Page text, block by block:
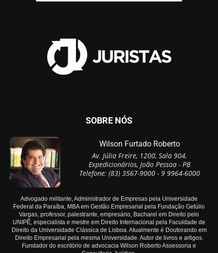
SOBRE NÓS
Wilson Furtado Roberto
Av. Júlia Freire, 1200, Sala 904,
Expedicionários, João Pessoa - PB
Telefone: (83) 3567-9000 - 9 9964-6000
Advogado militante, Administrador de Empresas pela Universidade
Federal da Paraíba, MBA em Gestão Empresarial pela Fundação Getúlio
Vargas, professor, palestrante, empresário, Bacharel em Direito pelo
UNIPÊ, especialista e mestre em Direito Internacional pela Faculdade de
Direito da Universidade Clássica de Lisboa. Atualmente é Doutorando em
Direito Empresarial pela mesma Universidade. Autor de livros e artigos.
Fundador do escritório de advocacia Wilson Roberto Assessoria e